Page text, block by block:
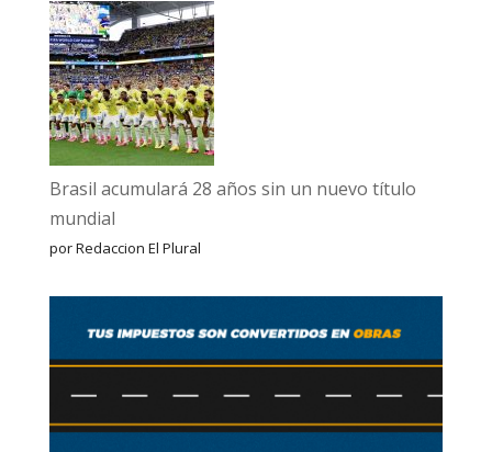
Brasil acumulará 28 años sin un nuevo título
mundial
por Redaccion El Plural